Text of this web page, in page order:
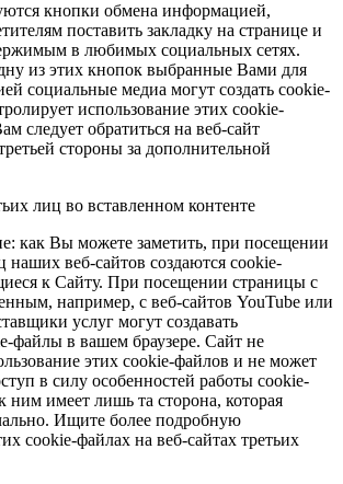
кнопки обмена информацией,
поставить закладку на странице и
в любимых социальных сетях.
из этих кнопок выбранные Вами для
социальные медиа могут создать cookie-
использование этих cookie-
следует обратиться на веб-сайт
стороны за дополнительной
лиц во вставленном контенте
как Вы можете заметить, при посещении
наших веб-сайтов создаются cookie-
к Сайту. При посещении страницы с
например, с веб-сайтов YouTube или
услуг могут создавать
файлы в вашем браузере. Сайт не
этих cookie-файлов и не может
в силу особенностей работы cookie-
имеет лишь та сторона, которая
Ищите более подробную
cookie-файлах на веб-сайтах третьих